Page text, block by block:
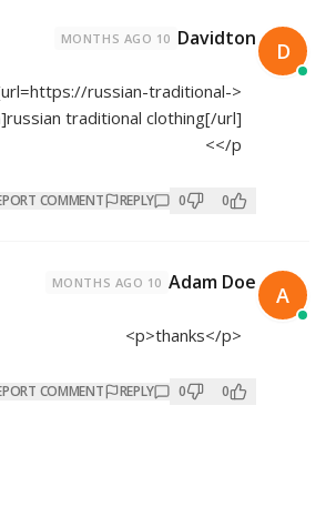
Davidton
10 MONTHS AGO
https://russian-traditional-
traditional clothing[/url]
0
REPLY
REPORT COMMENT
Adam Doe
10 MONTHS AGO
0
REPLY
REPORT COMMENT